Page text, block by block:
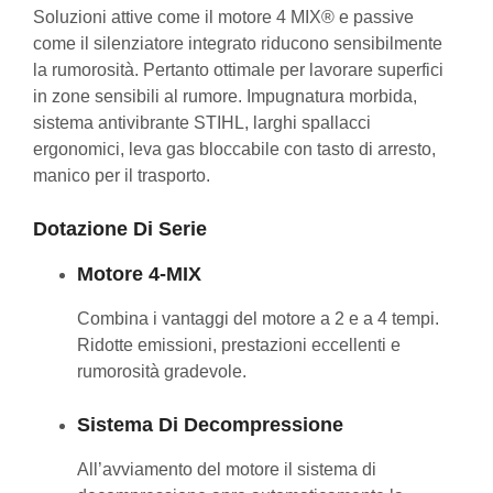
Soluzioni attive come il motore 4 MIX® e passive
come il silenziatore integrato riducono sensibilmente
la rumorosità. Pertanto ottimale per lavorare superfici
in zone sensibili al rumore. Impugnatura morbida,
sistema antivibrante STIHL, larghi spallacci
ergonomici, leva gas bloccabile con tasto di arresto,
manico per il trasporto.
Dotazione Di Serie
Motore 4-MIX
Combina i vantaggi del motore a 2 e a 4 tempi.
Ridotte emissioni, prestazioni eccellenti e
rumorosità gradevole.
Sistema Di Decompressione
All’avviamento del motore il sistema di